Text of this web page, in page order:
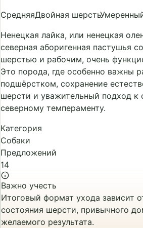
СредняяДвойная шерсть
Ненецкая лайка, или ненецкая
северная аборигенная пастушья
шерстью и рабочим, очень
Это порода, где особенно важны
подшёрстком, сохранение
шерсти и уважительный подход к
северному темпераменту.
Категория
Собаки
Предложений
14
Важно учесть
Итоговый формат ухода зависит
состояния шерсти, привычного
желаемого результата.